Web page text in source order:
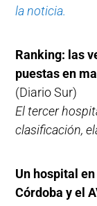
la noticia.
Ranking: las
puestas en
(Diario Sur)
El tercer
clasificación,
Un hospital
Córdoba y el